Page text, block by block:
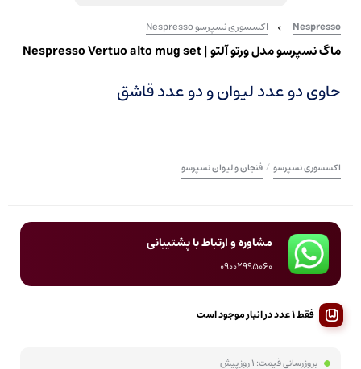
Nespresso اکسسوری نسپرسو Nespresso
ماگ نسپرسو مدل ورتو آلتو | Nespresso Vertuo alto mug set
حاوی دو عدد لیوان و دو عدد قاشق
اکسسوری نسپرسو / فنجان و لیوان نسپرسو
مشاوره و ارتباط با پشتیبانی
09002995060
فقط 1 عدد در انبار موجود است
بروزرسانی قیمت: 1 روز پیش